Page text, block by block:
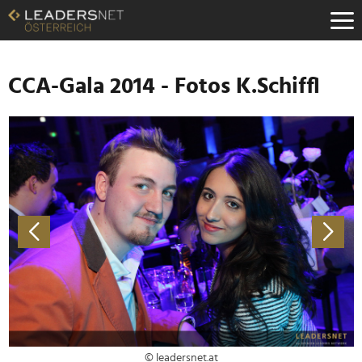
Zum
Inhalt
Zur
Navigation
Zur
Hauptnavigation
CCA-Gala 2014 - Fotos K.Schiffl
© leadersnet.at